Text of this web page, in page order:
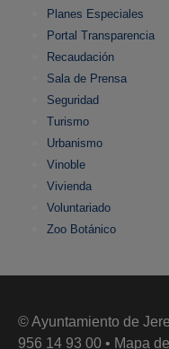
Planes Especiales
Portal Transparencia
Recaudación
Sala de Prensa
Seguridad
Turismo
Urbanismo
Vinoble
Vivienda
Voluntariado
Zoo Botánico
© Ayuntamiento de
956 14 93 00 • Mapa